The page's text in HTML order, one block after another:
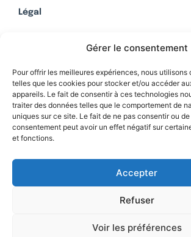
Gérer le consentement
Pour offrir les meilleures expériences, nous utilisons
telles que les cookies pour stocker et/ou accéder
appareils. Le fait de consentir à ces technologies
traiter des données telles que le comportement de
uniques sur ce site. Le fait de ne pas consentir ou
consentement peut avoir un effet négatif sur
et fonctions.
Accepter
Refuser
Voir les préférences
Légal
Politique de confidentialité
Contact
Soutenez Contrepoints